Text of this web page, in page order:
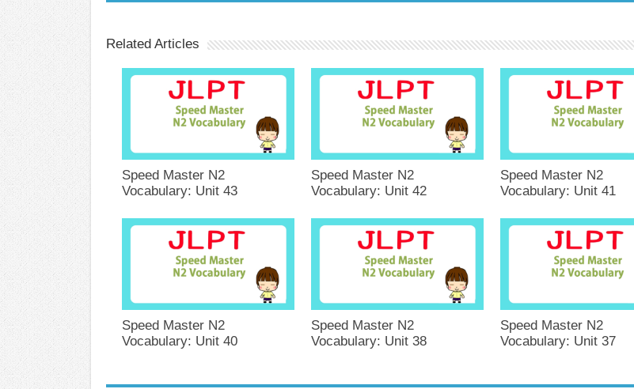
Related Articles
Speed Master N2
Vocabulary: Unit 43
Speed Master N2
Vocabulary: Unit 42
Speed Master N2
Vocabulary: Unit 41
Speed Master N2
Vocabulary: Unit 40
Speed Master N2
Vocabulary: Unit 38
Speed Master N2
Vocabulary: Unit 37